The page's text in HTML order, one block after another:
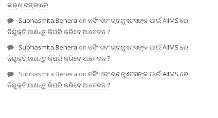
ଲକ୍ଷ ଟଙ୍କାରେ
Subhasmita Behera on ନର୍ସିଂ ଏବଂ ଗ୍ରାଜୁଏଟସଙ୍କ ପାଇଁ AIIMS ରେ
ନିଯୁକ୍ତି,ଜାଣନ୍ତୁ କିପରି କରିବେ ଆବେଦନ ?
Subhasmita Behera on ନର୍ସିଂ ଏବଂ ଗ୍ରାଜୁଏଟସଙ୍କ ପାଇଁ AIIMS ରେ
ନିଯୁକ୍ତି,ଜାଣନ୍ତୁ କିପରି କରିବେ ଆବେଦନ ?
Subhasmita Behera on ନର୍ସିଂ ଏବଂ ଗ୍ରାଜୁଏଟସଙ୍କ ପାଇଁ AIIMS ରେ
ନିଯୁକ୍ତି,ଜାଣନ୍ତୁ କିପରି କରିବେ ଆବେଦନ ?